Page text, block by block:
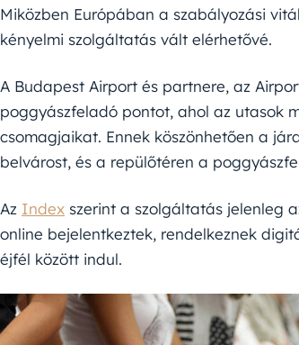
Miközben Európában a szabályozási
kényelmi szolgáltatás vált elérhetővé.
A Budapest Airport és partnere, az
poggyászfeladó pontot, ahol az utasok
csomagjaikat. Ennek köszönhetően a
belvárost, és a repülőtéren a
Az Index szerint a szolgáltatás jelenleg
online bejelentkeztek, rendelkeznek
éjfél között indul.